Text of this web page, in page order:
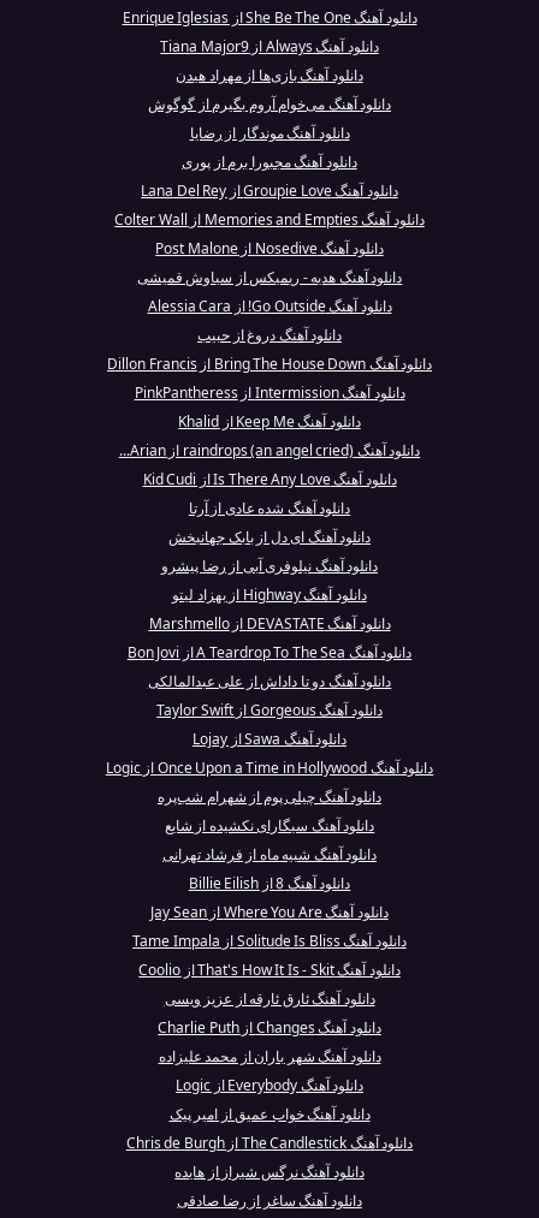
دانلود آهنگ She Be The One از Enrique Iglesias
دانلود آهنگ Always از Tiana Major9
دانلود آهنگ بازی‌ها از مهراد هیدن
دانلود آهنگ می‌خوام آروم بگیرم از گوگوش
دانلود آهنگ موندگار از رضایا
دانلود آهنگ مجبورا برم از پوری
دانلود آهنگ Groupie Love از Lana Del Rey
دانلود آهنگ Memories and Empties از Colter Wall
دانلود آهنگ Nosedive از Post Malone
دانلود آهنگ هدیه - ریمیکس از سیاوش قمیشی
دانلود آهنگ Go Outside! از Alessia Cara
دانلود آهنگ دروغ از حبیب
دانلود آهنگ Bring The House Down از Dillon Francis
دانلود آهنگ Intermission از PinkPantheress
دانلود آهنگ Keep Me از Khalid
دانلود آهنگ raindrops (an angel cried) از Arian...
دانلود آهنگ Is There Any Love از Kid Cudi
دانلود آهنگ شده عادی از آرتا
دانلود آهنگ ای دل از بابک جهانبخش
دانلود آهنگ نیلوفری آبی از رضا پیشرو
دانلود آهنگ Highway از بهزاد لیتو
دانلود آهنگ DEVASTATE از Marshmello
دانلود آهنگ A Teardrop To The Sea از Bon Jovi
دانلود آهنگ دو تا داداش از علی عبدالمالکی
دانلود آهنگ Gorgeous از Taylor Swift
دانلود آهنگ Sawa از Lojay
دانلود آهنگ Once Upon a Time in Hollywood از Logic
دانلود آهنگ چیلی پوم از شهرام شب‌پره
دانلود آهنگ سیگارای نکشیده از شایع
دانلود آهنگ شبیه ماه از فرشاد تهرانی
دانلود آهنگ 8 از Billie Eilish
دانلود آهنگ Where You Are از Jay Sean
دانلود آهنگ Solitude Is Bliss از Tame Impala
دانلود آهنگ That's How It Is - Skit از Coolio
دانلود آهنگ ئارق ئارقه از عزیز ویسی
دانلود آهنگ Changes از Charlie Puth
دانلود آهنگ شهر باران از محمد علیزاده
دانلود آهنگ Everybody از Logic
دانلود آهنگ خواب عمیق از امیر پیک
دانلود آهنگ The Candlestick از Chris de Burgh
دانلود آهنگ نرگس شیراز از هایده
دانلود آهنگ ساغر از رضا صادقی